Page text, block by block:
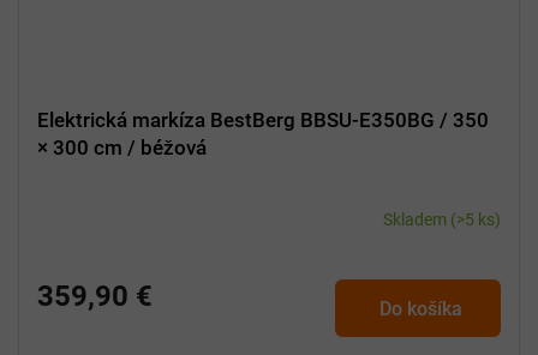
Elektrická markíza BestBerg BBSU-E350BG / 350
× 300 cm / béžová
Skladem (>5 ks)
359,90 € Do košíka